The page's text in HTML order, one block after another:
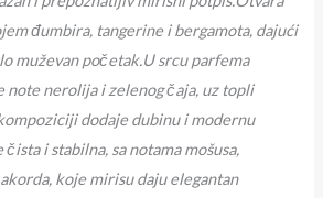
đumbira, tangerine i bergamota, dajući
muževan početak.U srcu parfema
note nerolija i zelenog čaja, uz topli
dodaje dubinu i modernu
i stabilna, sa notama mošusa,
koje mirisu daju elegantan